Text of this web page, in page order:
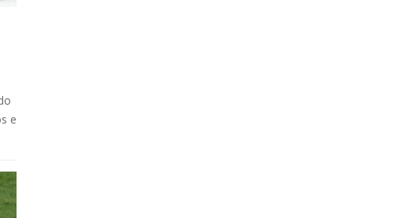
e